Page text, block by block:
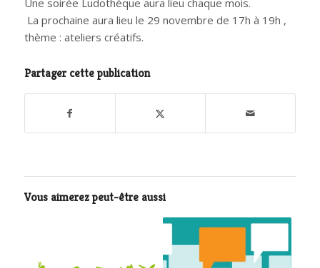
Une soirée Ludothèque aura lieu chaque mois.
La prochaine aura lieu le 29 novembre de 17h à 19h ,
thème : ateliers créatifs.
Partager cette publication
Vous aimerez peut-être aussi